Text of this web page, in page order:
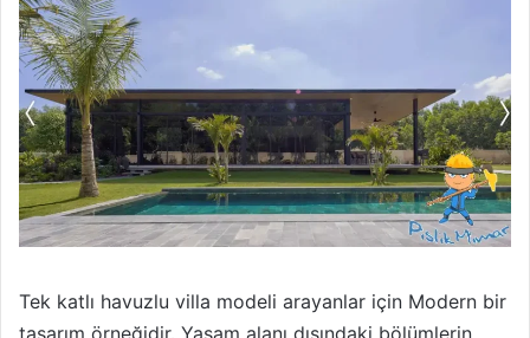
Tek katlı havuzlu villa modeli arayanlar için Modern bir